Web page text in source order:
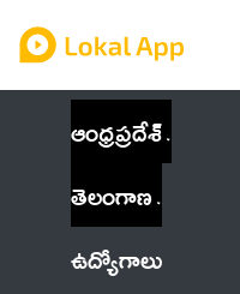
ఆంధ్రప్రదేశ్
తెలంగాణ
ఉద్యోగాలు